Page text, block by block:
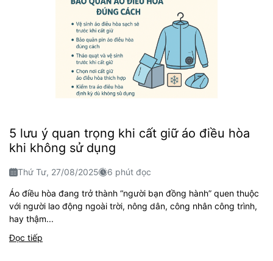
5 lưu ý quan trọng khi cất giữ áo điều hòa
khi không sử dụng
Thứ Tư, 27/08/2025 6 phút đọc
Áo điều hòa đang trở thành “người bạn đồng hành” quen thuộc
với người lao động ngoài trời, nông dân, công nhân công trình,
hay thậm...
Đọc tiếp